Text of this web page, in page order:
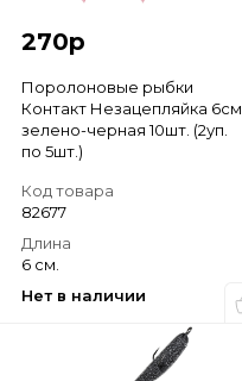
270р
Поролоновые рыбки
Контакт Незацепляйка 6см
зелено-черная 10шт. (2уп.
по 5шт.)
Код товара
82677
Длина
6 см.
Нет в наличии